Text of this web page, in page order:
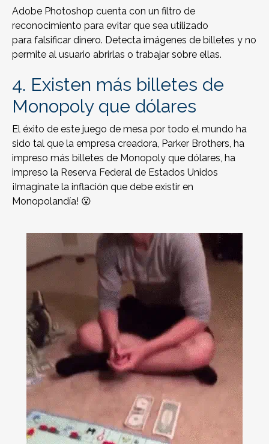
Adobe Photoshop cuenta con un filtro de
reconocimiento para evitar que sea utilizado
para falsificar dinero. Detecta imágenes de billetes y no
permite al usuario abrirlas o trabajar sobre ellas.
4. Existen más billetes de
Monopoly que dólares
El éxito de este juego de mesa por todo el mundo ha
sido tal que la empresa creadora, Parker Brothers, ha
impreso más billetes de Monopoly que dólares, ha
impreso la Reserva Federal de Estados Unidos
¡Imagínate la inflación que debe existir en
Monopolandía! 😮